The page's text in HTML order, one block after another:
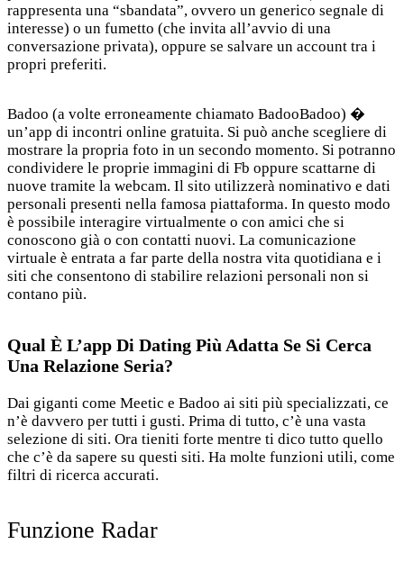
rappresenta una “sbandata”, ovvero un generico segnale di
interesse) o un fumetto (che invita all’avvio di una
conversazione privata), oppure se salvare un account tra i
propri preferiti.
Badoo (a volte erroneamente chiamato BadooBadoo) �
un’app di incontri online gratuita. Si può anche scegliere di
mostrare la propria foto in un secondo momento. Si potranno
condividere le proprie immagini di Fb oppure scattarne di
nuove tramite la webcam. Il sito utilizzerà nominativo e dati
personali presenti nella famosa piattaforma. In questo modo
è possibile interagire virtualmente o con amici che si
conoscono già o con contatti nuovi. La comunicazione
virtuale è entrata a far parte della nostra vita quotidiana e i
siti che consentono di stabilire relazioni personali non si
contano più.
Qual È L’app Di Dating Più Adatta Se Si Cerca
Una Relazione Seria?
Dai giganti come Meetic e Badoo ai siti più specializzati, ce
n’è davvero per tutti i gusti. Prima di tutto, c’è una vasta
selezione di siti. Ora tieniti forte mentre ti dico tutto quello
che c’è da sapere su questi siti. Ha molte funzioni utili, come
filtri di ricerca accurati.
Funzione Radar